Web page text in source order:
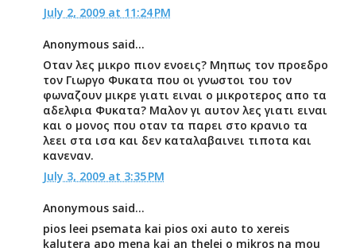
July 2, 2009 at 11:24 PM
Anonymous said...
Οταν λες μικρο πιον ενοεις? Μηπως τον προεδρο
τον Γιωργο Φυκατα που οι γνωστοι του τον
φωναζουν μικρε γιατι ειναι ο μικροτερος απο τα
αδελφια Φυκατα? Μαλον γι αυτον λες γιατι ειναι
και ο μονος που οταν τα παρει στο κρανιο τα
λεει στα ισα και δεν καταλαβαινει τιποτα και
κανεναν.
July 3, 2009 at 3:35 PM
Anonymous said...
pios leei psemata kai pios oxi auto to xereis
kalutera apo mena kai an thelei o mikros na mou